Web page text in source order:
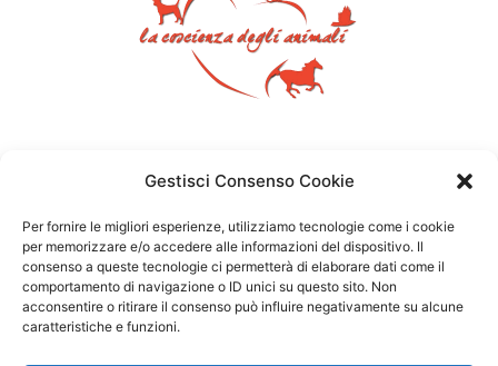
Gestisci Consenso Cookie
Per fornire le migliori esperienze, utilizziamo tecnologie come i cookie
per memorizzare e/o accedere alle informazioni del dispositivo. Il
consenso a queste tecnologie ci permetterà di elaborare dati come il
comportamento di navigazione o ID unici su questo sito. Non
acconsentire o ritirare il consenso può influire negativamente su alcune
caratteristiche e funzioni.